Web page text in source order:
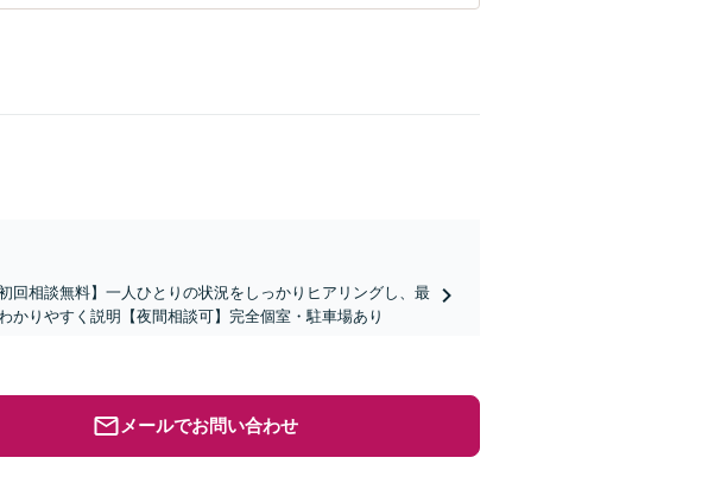
回相談無料】一人ひとりの状況をしっかりヒアリングし、最
りやすく説明【夜間相談可】完全個室・駐車場あり
メールでお問い合わせ